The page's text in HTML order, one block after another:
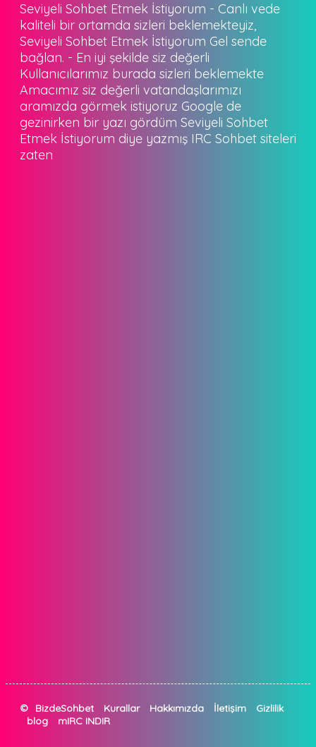
Seviyeli Sohbet Etmek İstiyorum - Canlı vede
kaliteli bir ortamda sizleri beklemekteyiz,
Seviyeli Sohbet Etmek İstiyorum Gel sende
bağlan. - En iyi şekilde siz değerli
Kullanıcılarımız burada sizleri beklemekte
Amacımız siz değerli vatandaşlarımızı
aramızda görmek istiyoruz Google de
gezinirken bir yazı gördüm Seviyeli Sohbet
Etmek İstiyorum diye yazmış IRC Sohbet siteleri
zaten
© BizdeSohbet Kurallar Hakkımızda İletişim
Gizlilik
blog
mIRC INDIR